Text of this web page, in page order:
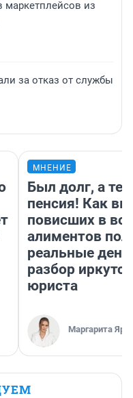
маркетплейсов из
за отказ от службы
МНЕНИЕ
Был долг, а
пенсия! Как
повисших в
алиментов
реальные
разбор
юриста
Маргарита